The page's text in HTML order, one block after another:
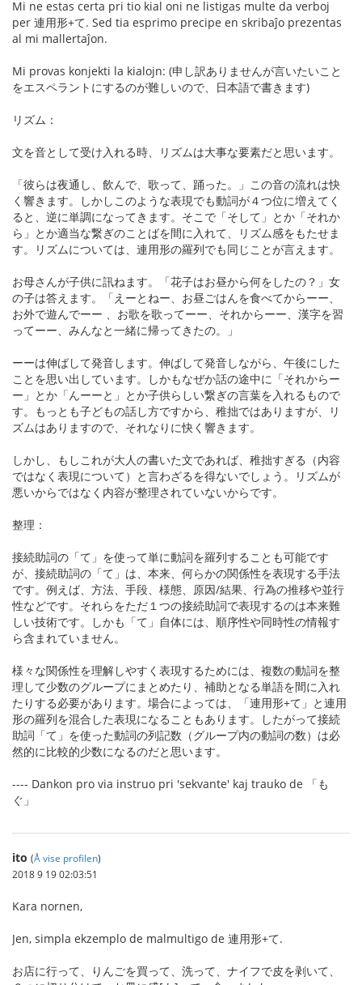
Mi ne estas certa pri tio kial oni ne listigas multe da verboj
per 連用形+て. Sed tia esprimo precipe en skribaĵo prezentas
al mi mallertaĵon.
Mi provas konjekti la kialojn: (申し訳ありませんが言いたいこと
をエスペラントにするのが難しいので、日本語で書きます)
リズム：
文を音として受け入れる時、リズムは大事な要素だと思います。
「彼らは夜通し、飲んで、歌って、踊った。」この音の流れは快
く響きます。しかしこのような表現でも動詞が４つ位に増えてく
ると、逆に単調になってきます。そこで「そして」とか「それか
ら」とか適当な繋ぎのことばを間に入れて、リズム感をもたせま
す。リズムについては、連用形の羅列でも同じことが言えます。
お母さんが子供に訊ねます。「花子はお昼から何をしたの？」女
の子は答えます。「えーとねー、お昼ごはんを食べてからーー、
お外で遊んでーー 、お歌を歌ってーー、それからーー、漢字を習
ってーー、みんなと一緒に帰ってきたの。」
ーーは伸ばして発音します。伸ばして発音しながら、午後にした
ことを思い出しています。しかもなぜか話の途中に「それからー
ー」とか「んーーと」とか子供らしい繋ぎの言葉を入れるもので
す。もっとも子どもの話し方ですから、稚拙ではありますが、リ
ズムはありますので、それなりに快く響きます。
しかし、もしこれが大人の書いた文であれば、稚拙すぎる（内容
ではなく表現について）と言わざるを得ないでしょう。リズムが
悪いからではなく内容が整理されていないからです。
整理：
接続助詞の「て」を使って単に動詞を羅列することも可能です
が、接続助詞の「て」は、本来、何らかの関係性を表現する手法
です。例えば、方法、手段、様態、原因/結果、行為の推移や並行
性などです。それらをただ１つの接続助詞で表現するのは本来難
しい技術です。しかも「て」自体には、順序性や同時性の情報す
ら含まれていません。
様々な関係性を理解しやすく表現するためには、複数の動詞を整
理して少数のグループにまとめたり、補助となる単語を間に入れ
たりする必要があります。場合によっては、「連用形+て」と連用
形の羅列を混合した表現になることもあります。したがって接続
助詞「て」を使った動詞の列記数（グループ内の動詞の数）は必
然的に比較的少数になるのだと思います。
---- Dankon pro via instruo pri 'sekvante' kaj trauko de 「も
ぐ」
ito (Å vise profilen)
2018 9 19 02:03:51
Kara nornen,
Jen, simpla ekzemplo de malmultigo de 連用形+て.
お店に行って、りんごを買って、洗って、ナイフで皮を剥いて、